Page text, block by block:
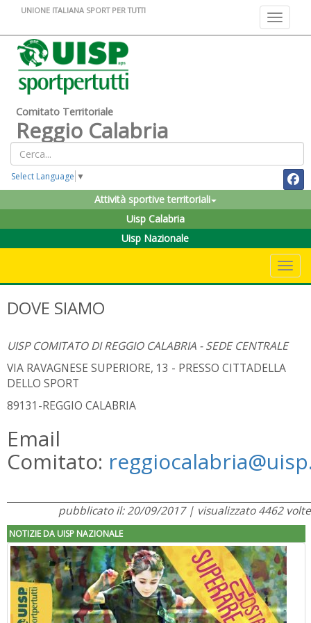
Toggle
UNIONE ITALIANA SPORT PER TUTTI
Comitato Territoriale
Reggio Calabria
Select Language ▼
Attività sportive territoriali
Uisp Calabria
Uisp Nazionale
DOVE SIAMO
UISP COMITATO DI REGGIO CALABRIA - SEDE CENTRALE
VIA RAVAGNESE SUPERIORE, 13 - PRESSO CITTADELLA
DELLO SPORT
89131-REGGIO CALABRIA
Email
Comitato:
pubblicato il: 20/09/2017 | visualizzato 4462 volte
NOTIZIE DA UISP NAZIONALE